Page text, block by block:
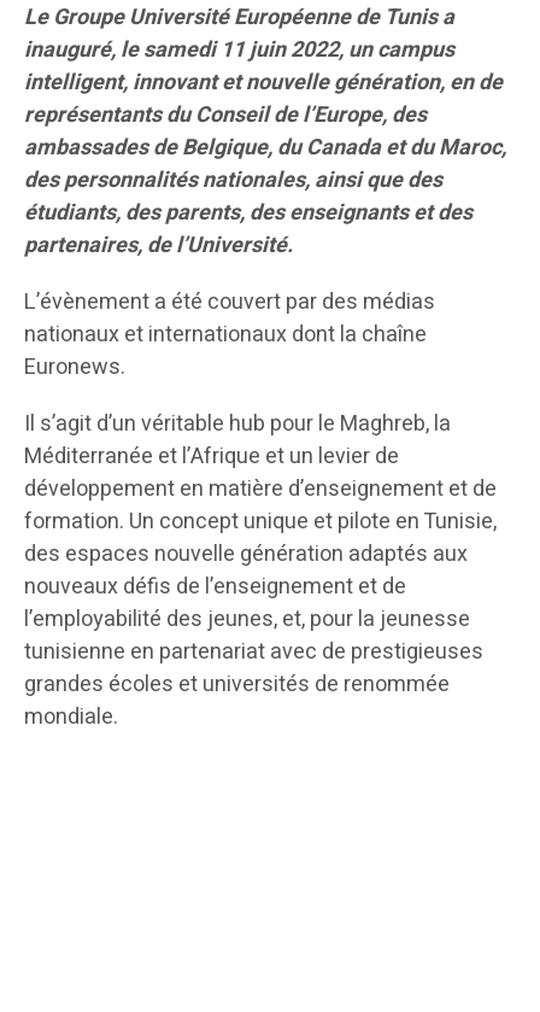
Le Groupe Université Européenne de Tunis a
inauguré, le samedi 11 juin 2022, un campus
intelligent, innovant et nouvelle génération, en de
représentants du Conseil de l’Europe, des
ambassades de Belgique, du Canada et du Maroc,
des personnalités nationales, ainsi que des
étudiants, des parents, des enseignants et des
partenaires, de l’Université.
L’évènement a été couvert par des médias
nationaux et internationaux dont la chaîne
Euronews.
Il s’agit d’un véritable hub pour le Maghreb, la
Méditerranée et l’Afrique et un levier de
développement en matière d’enseignement et de
formation. Un concept unique et pilote en Tunisie,
des espaces nouvelle génération adaptés aux
nouveaux défis de l’enseignement et de
l’employabilité des jeunes, et, pour la jeunesse
tunisienne en partenariat avec de prestigieuses
grandes écoles et universités de renommée
mondiale.